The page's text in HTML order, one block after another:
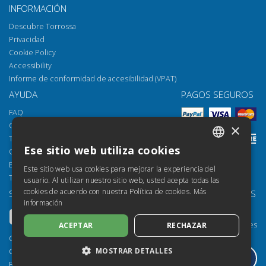
INFORMACIÓN
Descubre Torrossa
Privacidad
Cookie Policy
Accessibility
Informe de conformidad de accesibilidad (VPAT)
AYUDA
FAQ
Cómo abrir los archivos
Torrossa Reader
Opciones de acceso
Email: helpdesk@torrossa.com
Tel:
+39 055 5018800
PAGOS SEGUROS
SÍGUENOS
Copyright 2000-2026
Casalini Libri
NUESTROS RECURSOS
Torrossa para Instituciones
Torrossa Open
Library Services
ENGLISH
GERMAN
×
Ese sitio web utiliza cookies
Este sitio web usa cookies para mejorar la experiencia del
usuario. Al utilizar nuestro sitio web, usted acepta todas las
cookies de acuerdo con nuestra Política de cookies. Más
información
ACEPTAR RECHAZAR
MOSTRAR DETALLES